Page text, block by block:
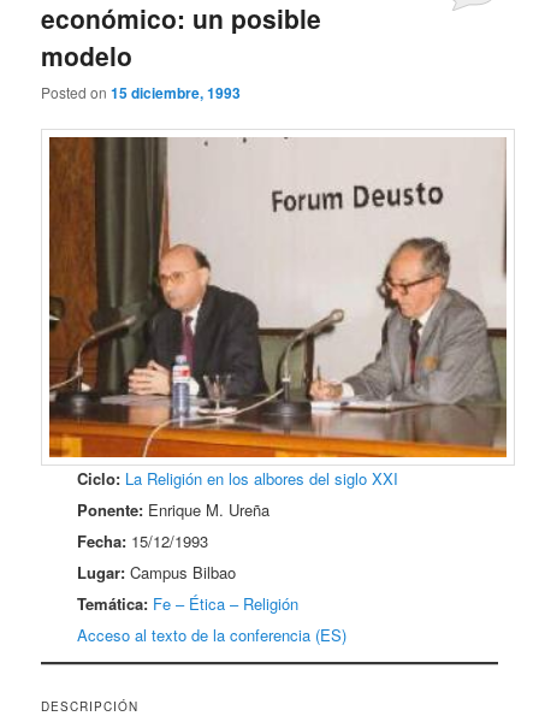
económico: un posible
modelo
Posted on15 diciembre, 1993
Ciclo: La Religión en los albores del siglo XXI
Ponente: Enrique M. Ureña
Fecha: 15/12/1993
Lugar: Campus Bilbao
Temática: Fe – Ética – Religión
Acceso al texto de la conferencia (ES)
DESCRIPCIÓN